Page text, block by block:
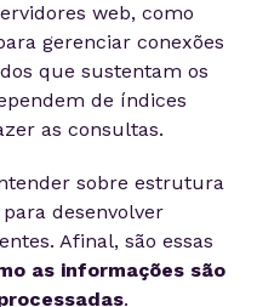
web, como
gerenciar conexões
que sustentam os
de índices
as consultas.
sobre estrutura
desenvolver
Afinal, são essas
as informações são
.